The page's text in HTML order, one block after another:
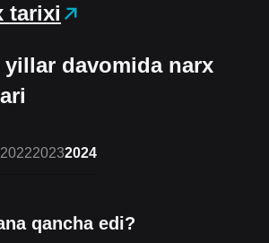
tarixi
davomida narx
202220232024
qancha edi?